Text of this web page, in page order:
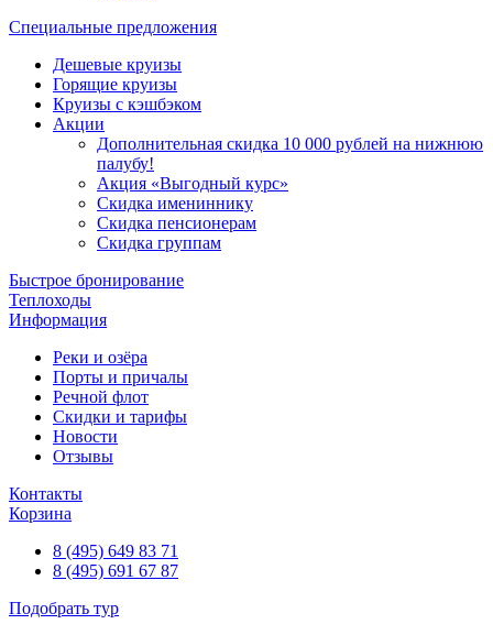
Специальные предложения
Дешевые круизы
Горящие круизы
Круизы с кэшбэком
Акции
Дополнительная скидка 10 000 рублей на нижнюю
палубу!
Акция «Выгодный курс»
Скидка имениннику
Скидка пенсионерам
Скидка группам
Быстрое бронирование
Теплоходы
Информация
Реки и озёра
Порты и причалы
Речной флот
Скидки и тарифы
Новости
Отзывы
Контакты
Корзина
8 (495) 649 83 71
8 (495) 691 67 87
Подобрать тур